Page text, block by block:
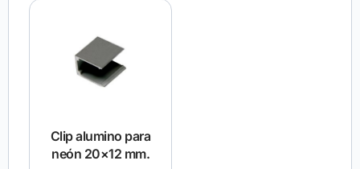
Clip alumino para
neón 20×12 mm.